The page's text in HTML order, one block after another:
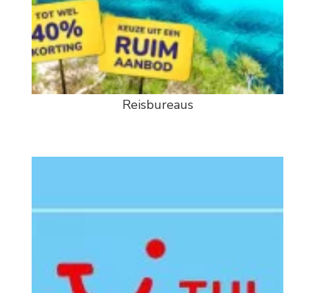
Reisbureaus